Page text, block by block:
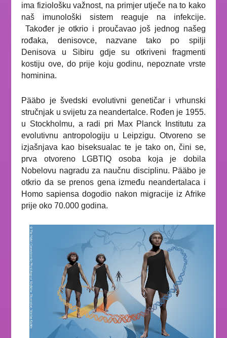
ima fiziološku važnost, na primjer utječe na to kako
naš imunološki sistem reaguje na infekcije.
Također je otkrio i proučavao još jednog našeg
rođaka, denisovce, nazvane tako po spilji
Denisova u Sibiru gdje su otkriveni fragmenti
kostiju ove, do prije koju godinu, nepoznate vrste
hominina.
Pääbo je švedski evolutivni genetičar i vrhunski
stručnjak u svijetu za neandertalce. Rođen je 1955.
u Stockholmu, a radi pri Max Planck Institutu za
evolutivnu antropologiju u Leipzigu. Otvoreno se
izjašnjava kao biseksualac te je tako on, čini se,
prva otvoreno LGBTIQ osoba koja je dobila
Nobelovu nagradu za naučnu disciplinu. Pääbo je
otkrio da se prenos gena između neandertalaca i
Homo sapiensa dogodio nakon migracije iz Afrike
prije oko 70.000 godina.